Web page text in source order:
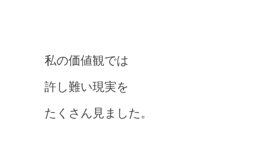
私の価値観では
許し難い現実を
たくさん見ました。